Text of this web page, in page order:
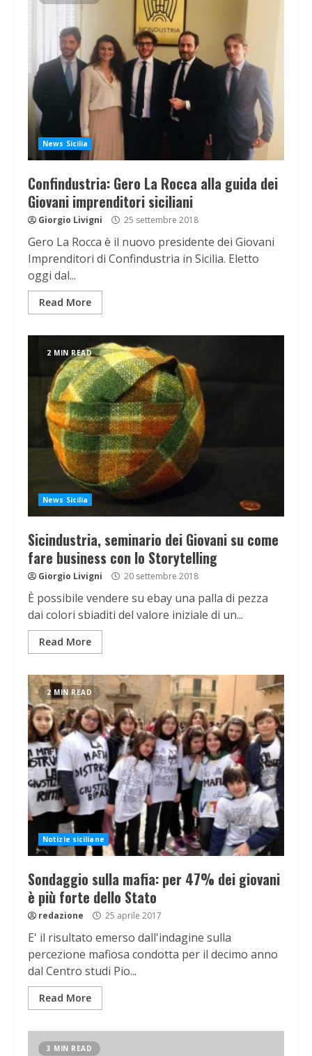
News Sicilia
Confindustria: Gero La Rocca alla guida dei
Giovani imprenditori siciliani
Giorgio Livigni 25 settembre 2018
Gero La Rocca è il nuovo presidente dei Giovani
Imprenditori di Confindustria in Sicilia. Eletto
oggi dal...
Read More
2 MIN READ
News Sicilia
Sicindustria, seminario dei Giovani su come
fare business con lo Storytelling
Giorgio Livigni 20 settembre 2018
È possibile vendere su ebay una palla di pezza
dai colori sbiaditi del valore iniziale di un...
Read More
2 MIN READ
Notizie siciliane
Sondaggio sulla mafia: per 47% dei giovani
è più forte dello Stato
redazione 25 aprile 2017
E' il risultato emerso dall'indagine sulla
percezione mafiosa condotta per il decimo anno
dal Centro studi Pio...
Read More
3 MIN READ